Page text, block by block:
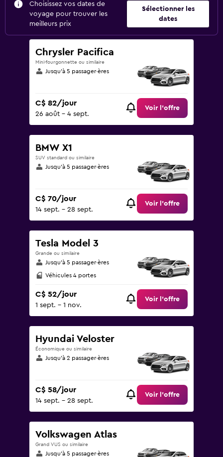
Choisissez vos dates de
voyage pour trouver les
meilleurs prix
Sélectionner les
dates
Chrysler Pacifica
Mini-fourgonnette ou similaire
Jusqu’à 5 passager·ères
C$ 82/jour
26 août - 4 sept.
Voir l’offre
BMW X1
SUV standard ou similaire
Jusqu’à 5 passager·ères
C$ 70/jour
14 sept. - 28 sept.
Voir l’offre
Tesla Model 3
Grande ou similaire
Jusqu’à 5 passager·ères
Véhicules 4 portes
C$ 52/jour
1 sept. - 1 nov.
Voir l’offre
Hyundai Veloster
Économique ou similaire
Jusqu’à 2 passager·ères
C$ 58/jour
14 sept. - 28 sept.
Voir l’offre
Volkswagen Atlas
Grand VUS ou similaire
Jusqu’à 5 passager·ères